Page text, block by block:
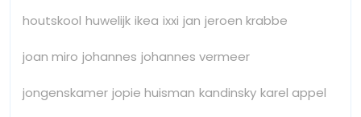
houtskool huwelijk ikea ixxi jan jeroen krabbe
joan miro johannes johannes vermeer
jongenskamer jopie huisman kandinsky karel appel